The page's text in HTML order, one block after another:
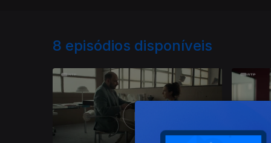
8 episódios disponíveis